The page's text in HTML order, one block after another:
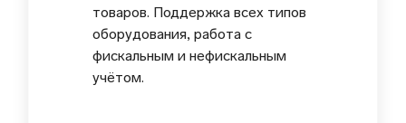
товаров. Поддержка всех типов
оборудования, работа с
фискальным и нефискальным
учётом.